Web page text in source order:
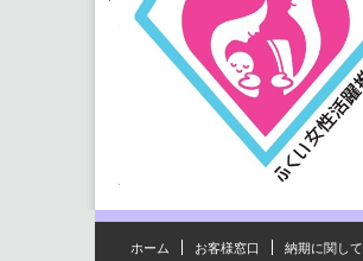
ホーム お客様窓口 納期に関して